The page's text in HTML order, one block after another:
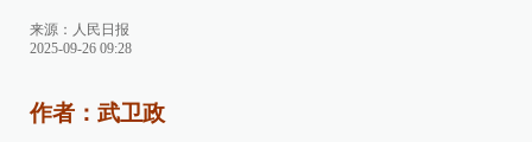
来源： 人民日报
2025-09-26 09:28
作者：武卫政